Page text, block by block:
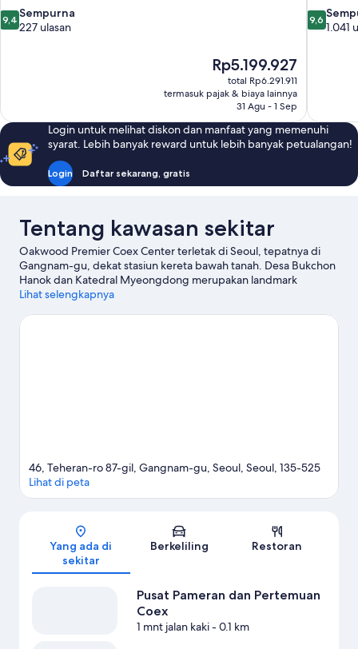
9.4
dari
9,4 Sempurna
227 ulasan
Harga
sekarang
Rp5.199.927
Rp5.199.927
total Rp6.291.911
termasuk pajak & biaya lainnya
31 Agu - 1 Sep
9.6
dari
9,6
1.041
Login untuk melihat diskon dan manfaat yang memenuhi
syarat. Lebih banyak reward untuk lebih banyak petualangan!
Login Daftar sekarang, gratis
Tentang kawasan sekitar
Oakwood Premier Coex Center terletak di Seoul, tepatnya di
Gangnam-gu, dekat stasiun kereta bawah tanah. Desa Bukchon
Hanok dan Katedral Myeongdong merupakan landmark
terkenal kawasan ini, terdapat pula Pusat Pameran dan
yang ingin berbelanja. Bepergian bersama anak? Jangan
Lihat selengkapnya
Peta
46, Teheran-ro 87-gil, Gangnam-gu, Seoul, Seoul, 135-525
Lihat di peta
Yang ada di
sekitar
Berkeliling Restoran
Pusat Pameran dan Pertemuan
Coex
1 mnt jalan kaki- 0.1 km